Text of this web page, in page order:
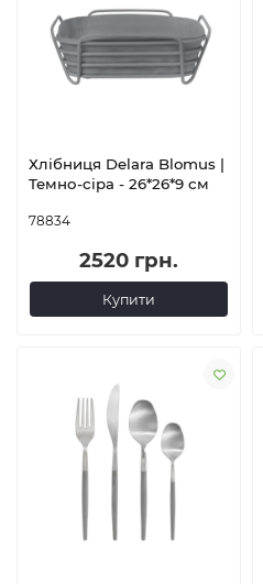
Хлібниця Delara Blomus |
Темно-сіра - 26*26*9 см
78834
2520 грн.
Купити